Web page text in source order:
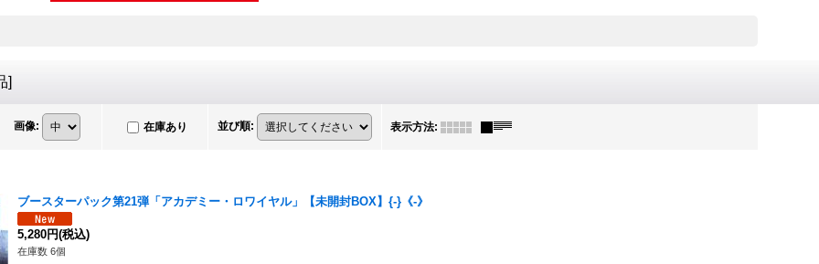
]
画像: 在庫あり 並び順: 表示方法:
ブースターパック第21弾「アカデミー・ロワイヤル」【未開封BOX】{-}《-》
5,280円(税込)
在庫数 6個